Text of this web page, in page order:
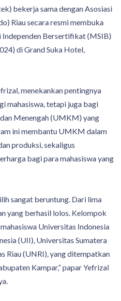
bekerja sama dengan Asosiasi
Riau secara resmi membuka
Independen Bersertifikat (MSIB)
di Grand Suka Hotel,
menekankan pentingnya
mahasiswa, tetapi juga bagi
Menengah (UMKM) yang
ini membantu UMKM dalam
produksi, sekaligus
bagi para mahasiswa yang
sangat beruntung. Dari lima
yang berhasil lolos. Kelompok
Universitas Indonesia
(UII), Universitas Sumatera
Riau (UNRI), yang ditempatkan
Kampar,” papar Yefrizal